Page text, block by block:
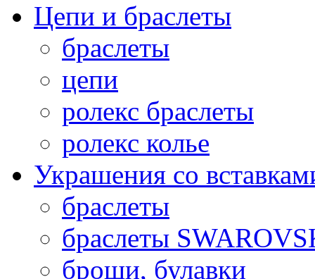
Цепи и браслеты
браслеты
цепи
ролекс браслеты
ролекс колье
Украшения со
браслеты
браслеты
броши, булавки